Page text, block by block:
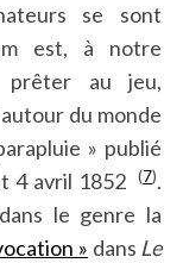
se sont
est, à notre
prêter au jeu,
du monde
» publié
4 avril 1852(7).
le genre la
» dans Le